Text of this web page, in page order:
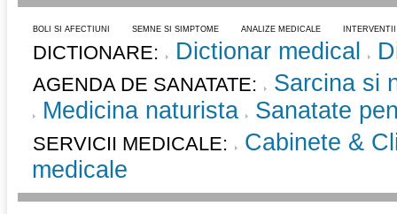
BOLI SI AFECTIUNI SEMNE SI SIMPTOME ANALIZE MEDICALE
DICTIONARE: Dictionar medical
AGENDA DE SANATATE:
Sarcina si
Medicina naturista
Sanatate
SERVICII MEDICALE:
Cabinete &
medicale